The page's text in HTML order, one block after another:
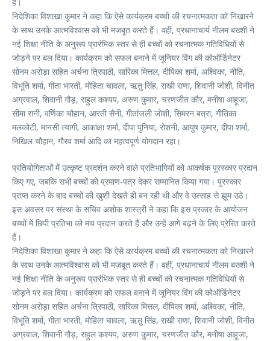
निदेशिका विशाखा कुमार ने कहा कि ऐसे कार्यक्रम बच्चों की रचनात्मकता को निखारने
के साथ उनके आत्मविश्वास को भी मजबूत करते हैं। वहीं, प्रधानाचार्य नीलम बख्शी ने
नई शिक्षा नीति के अनुरूप प्रारंभिक स्तर से ही बच्चों को रचनात्मक गतिविधियों से
जोड़ने पर बल दिया। कार्यक्रम को सफल बनाने में जूनियर विंग की कोऑर्डिनेटर
सोनम अरोड़ा सहित अर्चना त्रिपाठी, सारिका मित्तल, दीपिका शर्मा, अश्विका, नीति,
विभूति शर्मा, गीता भारती, मोहिता चावला, ऋतु सिंह, राखी राणा, शिवानी जोशी, विनीत
अग्रवाल, शिवानी गौड़, राहुल कश्यप, अरुण कुमार, चरणजीत कौर, मनीषा आहूजा,
सीमा रानी, वर्णिका चौहान, आरती सैनी, गीतांजली जोशी, सिमरन बत्रा, गीतिका
मलकोटी, मानसी त्यागी, आकांक्षा शर्मा, दीपा पुनिया, रोशनी, आयुष कुमार, दीपा शर्मा,
निखिल चौहान, गौरव शर्मा आदि का महत्वपूर्ण योगदान रहा।
प्रतियोगिताओं में उत्कृष्ट प्रदर्शन करने वाले प्रतिभागियों को आकर्षक पुरस्कार प्रदान
किए गए, जबकि सभी बच्चों को प्रमाण-पत्र देकर सम्मानित किया गया। पुरस्कार
प्राप्त करने के बाद बच्चों की खुशी देखते ही बन रही थी और वे उत्साह से झूम उठे।
इस अवसर पर संस्था के सचिव अशोक शास्त्री ने कहा कि इस प्रकार के आयोजन
बच्चों में छिपी प्रतिभा को मंच प्रदान करते हैं और उन्हें आगे बढ़ने के लिए प्रेरित करते
हैं।
निदेशिका विशाखा कुमार ने कहा कि ऐसे कार्यक्रम बच्चों की रचनात्मकता को निखारने
के साथ उनके आत्मविश्वास को भी मजबूत करते हैं। वहीं, प्रधानाचार्य नीलम बख्शी ने
नई शिक्षा नीति के अनुरूप प्रारंभिक स्तर से ही बच्चों को रचनात्मक गतिविधियों से
जोड़ने पर बल दिया। कार्यक्रम को सफल बनाने में जूनियर विंग की कोऑर्डिनेटर
सोनम अरोड़ा सहित अर्चना त्रिपाठी, सारिका मित्तल, दीपिका शर्मा, अश्विका, नीति,
विभूति शर्मा, गीता भारती, मोहिता चावला, ऋतु सिंह, राखी राणा, शिवानी जोशी, विनीत
अग्रवाल, शिवानी गौड़, राहुल कश्यप, अरुण कुमार, चरणजीत कौर, मनीषा आहूजा,